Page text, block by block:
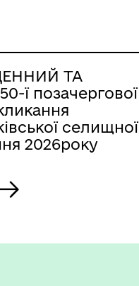
ТА
ї позачергової
селищної
2026року